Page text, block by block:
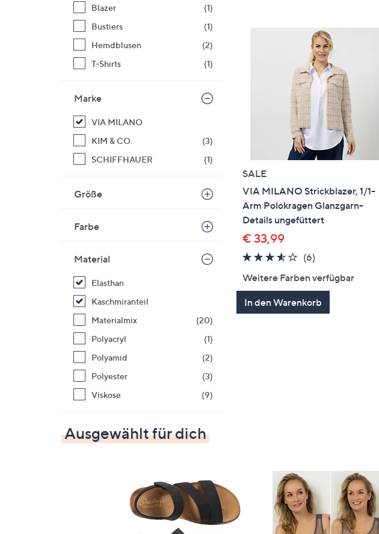
anzuzeigen.
Blazer
(1)
Bustiers
(1)
Hemdblusen
(2)
T-Shirts
(1)
Marke
VIA MILANO
KIM & CO.
(3)
SCHIFFHAUER
(1)
Größe
Farbe
Material
Elasthan
Kaschmiranteil
Materialmix
(20)
Polyacryl
(1)
Polyamid
(2)
Polyester
(3)
Viskose
(9)
SALE
VIA MILANO Strickblazer, 1/1-
Arm Polokragen Glanzgarn-
Details ungefüttert
€ 33,99
3.5
5
(6)6
Weitere Farben verfügbar
In den Warenkorb
Ausgewählt für dich